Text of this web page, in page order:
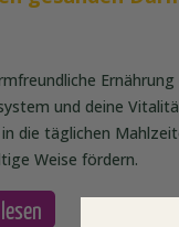
und deine
die täglichen
Weise fördern.